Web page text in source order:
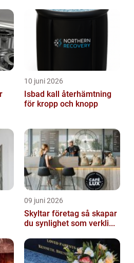
10 juni 2026
Isbad kall återhämtning
för kropp och knopp
09 juni 2026
Skyltar företag så skapar
du synlighet som verkli...